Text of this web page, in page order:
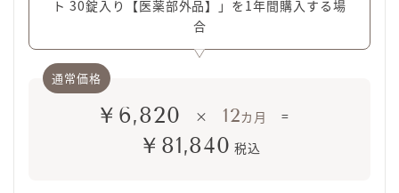
ト 30錠入り【医薬部外品】」を1年間購入する場
合
￥6,820 × 12カ月 =
￥81,840 税込